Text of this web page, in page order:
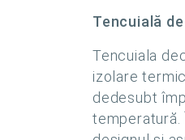
Tencuială
Tencuiala
izolare
dedesubt
temperatură.